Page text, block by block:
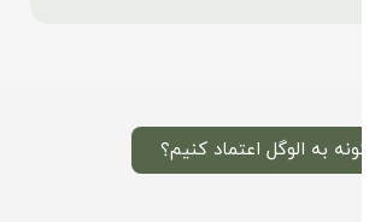
چگونه به الوگل اعتماد کنیم؟